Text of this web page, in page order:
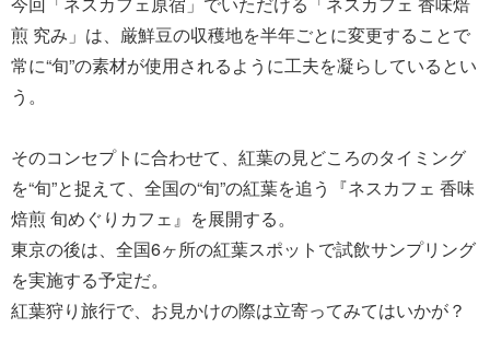
煎 究み」は、厳鮮豆の収穫地を半年ごとに変更することで
常に“旬”の素材が使用されるように工夫を凝らしているとい
う。
そのコンセプトに合わせて、紅葉の見どころのタイミング
を“旬”と捉えて、全国の“旬”の紅葉を追う『ネスカフェ 香味
焙煎 旬めぐりカフェ』を展開する。
東京の後は、全国6ヶ所の紅葉スポットで試飲サンプリング
を実施する予定だ。
紅葉狩り旅行で、お見かけの際は立寄ってみてはいかが？